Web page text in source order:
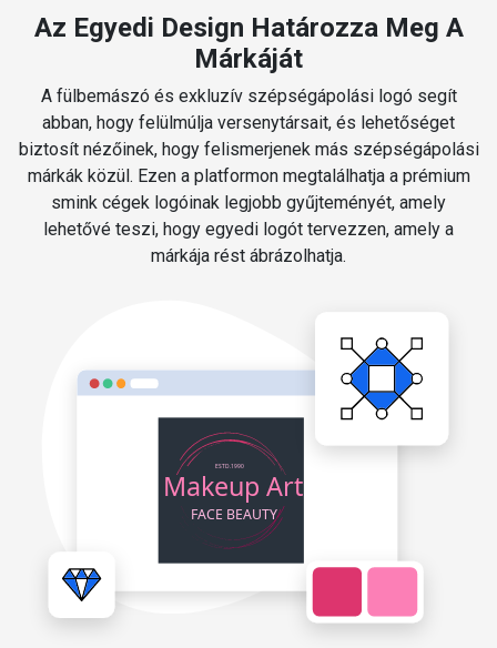
Az Egyedi Design Határozza Meg A
Márkáját
A fülbemászó és exkluzív szépségápolási logó segít
abban, hogy felülmúlja versenytársait, és lehetőséget
biztosít nézőinek, hogy felismerjenek más szépségápolási
márkák közül. Ezen a platformon megtalálhatja a prémium
smink cégek logóinak legjobb gyűjteményét, amely
lehetővé teszi, hogy egyedi logót tervezzen, amely a
márkája rést ábrázolhatja.